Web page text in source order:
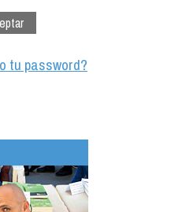
tu password?